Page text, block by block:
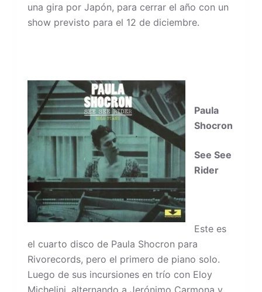
una gira por Japón, para cerrar el año con un
show previsto para el 12 de diciembre.
Paula
Shocron
See See
Rider
Este es
el cuarto disco de Paula Shocron para
Rivorecords, pero el primero de piano solo.
Luego de sus incursiones en trío con Eloy
Michelini, alternando a Jerónimo Carmona y